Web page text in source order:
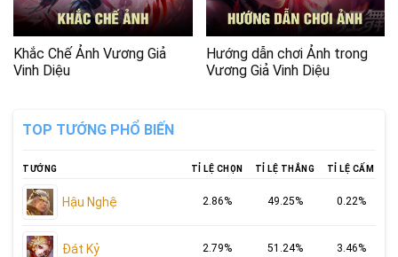
Khắc Chế Ảnh Vương Giả
Vinh Diệu
Hướng dẫn chơi Ảnh trong
Vương Giả Vinh Diệu
TOP TƯỚNG PHỔ BIẾN
TƯỚNG TỈ LỆ CHỌN TỈ LỆ THẮNG TỈ LỆ CẤM
Hậu Nghệ 2.86% 49.25% 0.22%
Đát Kỷ 2.79% 51.24% 3.46%